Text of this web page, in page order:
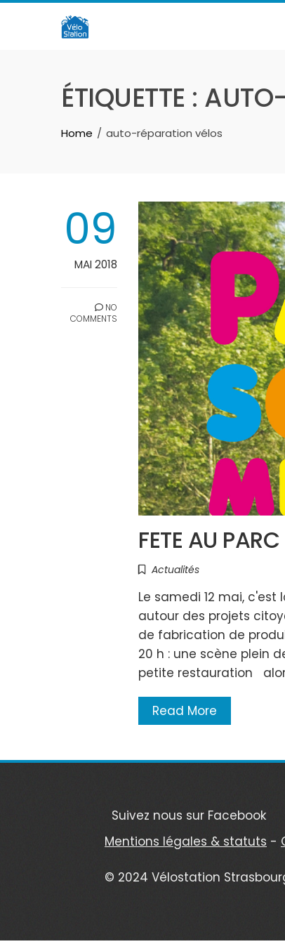
Skip
ÉTIQUETTE :
Home auto-réparation vélos
09
MAI 2018
NO
COMMENTS
FETE AU
Actualités
Le samedi 12 mai,
autour des projets
de fabrication de
20 h : une scène plein
petite restauration
Read More
Suivez nous sur Facebook
Mentions légales & statuts -
© 2024 Vélostation